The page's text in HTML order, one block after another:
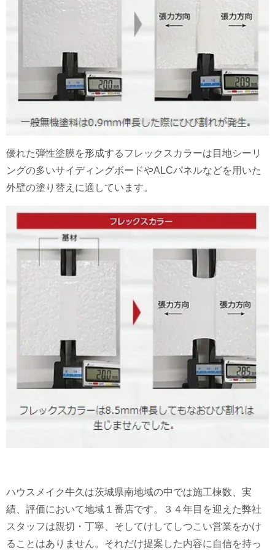
優れた弾性塗膜を形成するフレックスカラーは目地シーリ
ングの多いサイディングボードやALCパネルなどを用いた
外壁の塗り替えに適しています。
ハウスメイク牛久は茨城県南地域の中では施工棟数、実
績、評価において地域１番店です。３４年目を迎えた弊社
スタッフは親切・丁寧、そしてけしてしつこい営業をかけ
ることはありません。それだけ提案した内容に自信を持っ